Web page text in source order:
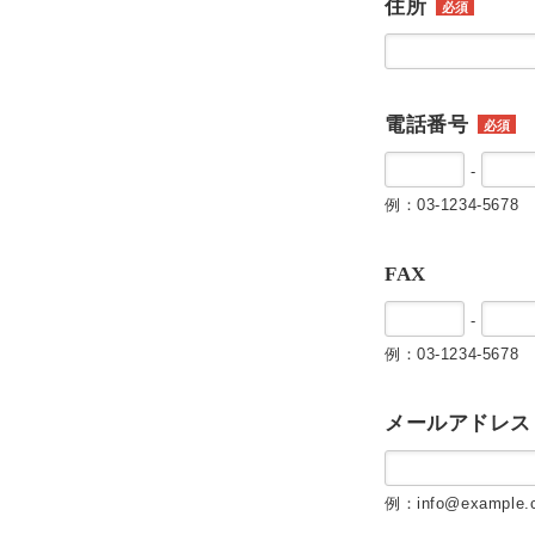
住所 必須
電話番号 必須
-
例：03-1234-5678
FAX
-
例：03-1234-5678
メールアドレス
例：